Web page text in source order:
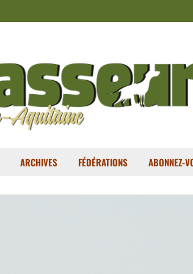
ARCHIVES FÉDÉRATIONS ABONNEZ-